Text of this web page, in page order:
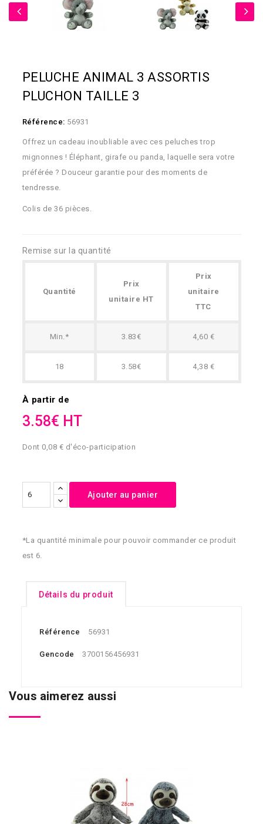
PELUCHE ANIMAL 3 ASSORTIS
PLUCHON TAILLE 3
Référence: 56931
Offrez un cadeau inoubliable avec ces peluches trop
mignonnes ! Éléphant, girafe ou panda, laquelle sera votre
préférée ? Douceur garantie pour des moments de
tendresse.
Colis de 36 pièces.
Remise sur la quantité
Quantité
Prix
unitaire HT
Prix
unitaire
TTC
Min.* 3.83€ 4,60 €
18 3.58€ 4,38 €
À partir de
3.58€ HT
Dont 0,08 € d'éco-participation
Ajouter au panier
*La quantité minimale pour pouvoir commander ce produit
est 6.
Détails du produit
Référence 56931
Gencode 3700156456931
Vous aimerez aussi